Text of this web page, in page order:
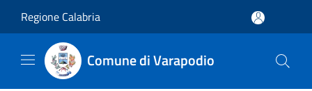
Regione Calabria
Comune di Varapodio